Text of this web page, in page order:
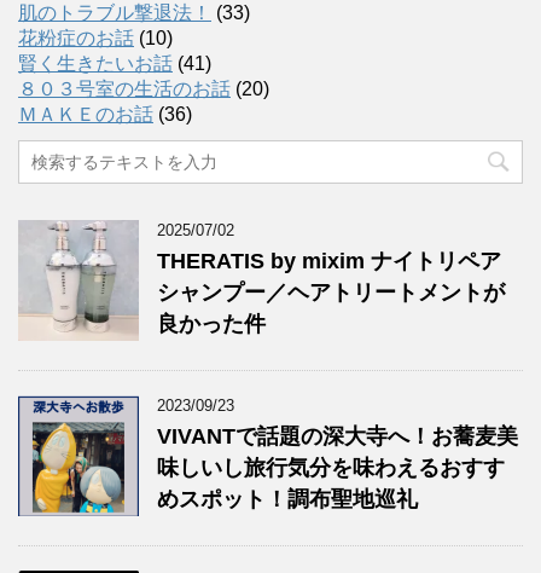
肌のトラブル撃退法！
(33)
花粉症のお話 (10)
賢く生きたいお話 (41)
８０３号室の生活のお話 (20)
ＭＡＫＥのお話 (36)
2025/07/02
THERATIS by mixim ナイトリペア
シャンプー／ヘアトリートメントが
良かった件
2023/09/23
VIVANTで話題の深大寺へ！お蕎麦美
味しいし旅行気分を味わえるおすす
めスポット！調布聖地巡礼